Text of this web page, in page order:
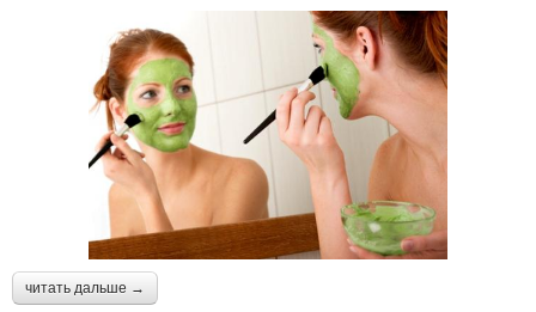
читать дальше →